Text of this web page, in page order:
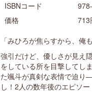
ISBNコード
価格
713
「みひろが焦らすから、俺
強引だけど、優しさが見え
をしている所を目撃してし
た颯斗が真剣な表情で迫
し！2人の数年後のエピソ